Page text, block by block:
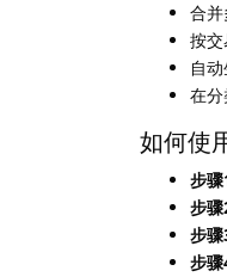
合
按
自
在
如何使
步骤
步骤
步骤
步骤